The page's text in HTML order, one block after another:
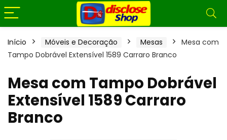
Início Móveis e Decoração Mesas
Mesa com
Tampo Dobrável Extensível 1589 Carraro Branco
Mesa com Tampo Dobrável
Extensível 1589 Carraro
Branco